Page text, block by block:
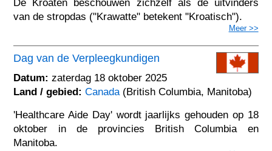
De Kroaten beschouwen zichzelf als de uitvinders
van de stropdas ("Krawatte" betekent "Kroatisch").
Meer >>
Dag van de Verpleegkundigen
Datum: zaterdag 18 oktober 2025
Land / gebied: Canada (British Columbia, Manitoba)
'Healthcare Aide Day' wordt jaarlijks gehouden op 18
oktober in de provincies British Columbia en
Manitoba.